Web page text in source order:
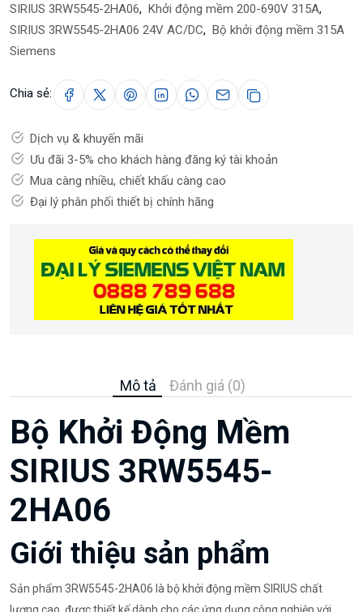
SIRIUS 3RW5545-2HA06, Khởi động mềm 200-690V 315A,
SIRIUS 3RW5545-2HA06 24V AC/DC, Bộ khởi động mềm 315A
Siemens
Chia sẻ:
Dịch vụ & khuyến mãi
Ưu đãi 3-5% cho khách hàng đăng ký tài khoản
Mua càng nhiều, chiết khấu càng cao
Đại lý phân phối thiết bị chính hãng
Mô tả Đánh giá (0)
Bộ Khởi Động Mềm
SIRIUS 3RW5545-
2HA06
Giới thiệu sản phẩm
Sản phẩm 3RW5545-2HA06 là bộ khởi động mềm SIRIUS chất
lượng cao, được thiết kế dành cho các ứng dụng công nghiệp với